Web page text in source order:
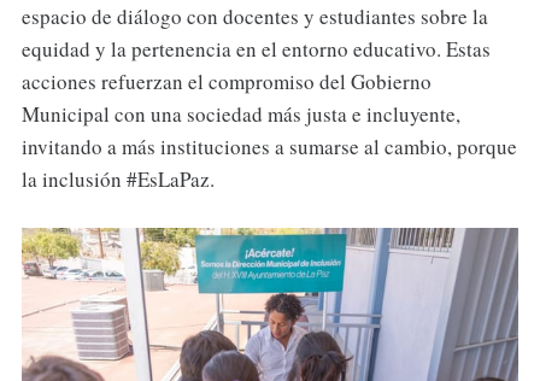
espacio de diálogo con docentes y estudiantes sobre la
equidad y la pertenencia en el entorno educativo. Estas
acciones refuerzan el compromiso del Gobierno
Municipal con una sociedad más justa e incluyente,
invitando a más instituciones a sumarse al cambio, porque
la inclusión #EsLaPaz.